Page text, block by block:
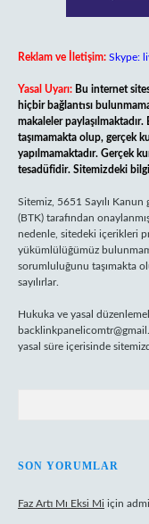
Reklam ve İletişim: Skype:
Yasal Uyarı: Bu internet
hiçbir bağlantısı
makaleler
taşımamakta olup, gerçek
yapılmamaktadır. Gerçek
tesadüfidir. Sitemizdeki
Sitemiz, 5651 Sayılı
(BTK) tarafından
nedenle, sitedeki içerikleri
yükümlülüğümüz
sorumluluğunu taşımakta
sayılırlar.
Hukuka ve yasal
yasal süre içerisinde
SON YORUMLAR
Faz Artı Mı Eksi Mi için